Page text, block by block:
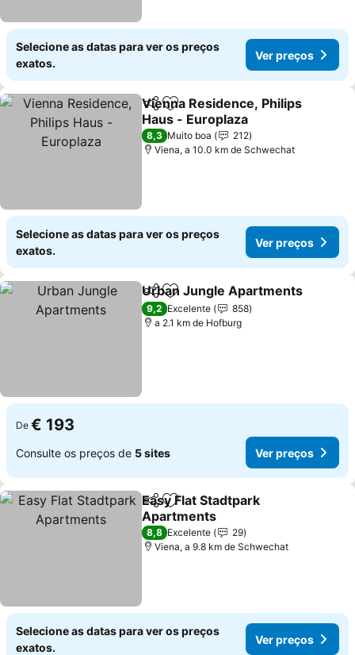
Selecione as datas para ver os preços
exatos.
Ver preços
PartilharAdicionar aos favoritos
Vienna Residence, Philips
Haus - Europlaza
8,3 Muito boa
212
Viena, a 10.0 km de Schwechat
Selecione as datas para ver os preços
exatos.
Ver preços
PartilharAdicionar aos favoritos
Urban Jungle Apartments
9,2 Excelente
858
a 2.1 km de Hofburg
De € 193
Consulte os preços de 5 sites Ver preços
PartilharAdicionar aos favoritos
Easy Flat Stadtpark
Apartments
8,8 Excelente
29
Viena, a 9.8 km de Schwechat
Selecione as datas para ver os preços
exatos.
Ver preços